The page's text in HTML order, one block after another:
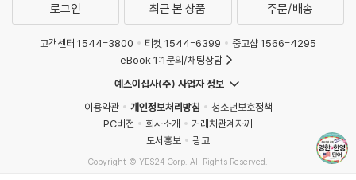
로그인 최근 본 상품 주문/배송
고객센터 1544-3800 티켓 1544-6399
중고샵 1566-4295
eBook 1:1문의/채팅상담
예스이십사(주) 사업자 정보
이용약관
개인정보처리방침
청소년보호정책
PC버전
회사소개
거래처관계자께
도서홍보
광고
Copyright © YES24 Corp. All Rights Reserved.